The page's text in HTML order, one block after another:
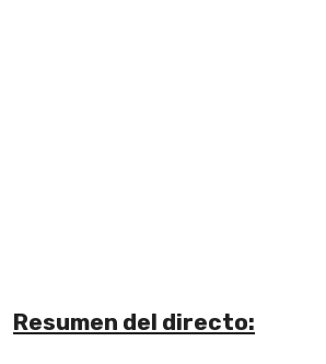
Resumen del directo: